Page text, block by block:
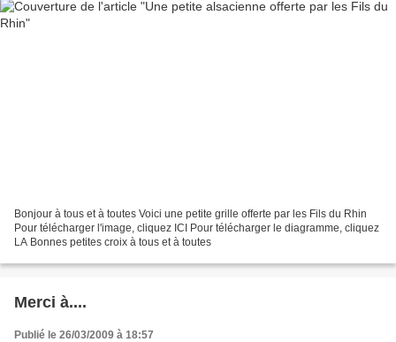
Bonjour à tous et à toutes Voici une petite grille offerte par les Fils du Rhin
Pour télécharger l'image, cliquez ICI Pour télécharger le diagramme, cliquez
LA Bonnes petites croix à tous et à toutes
Merci à....
Publié le 26/03/2009 à 18:57